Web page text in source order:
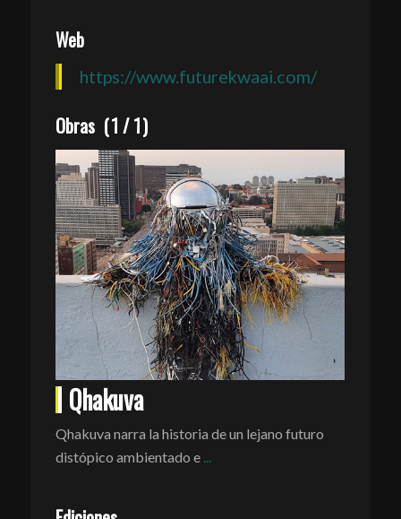
Web
https://www.futurekwaai.com/
Obras (1 /1)
Qhakuva
Qhakuvanarra la historia de un lejano futuro
distópico ambientado e ...